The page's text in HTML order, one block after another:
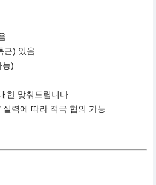
근) 있음
능)
한 맞춰드립니다
력에 따라 적극 협의 가능